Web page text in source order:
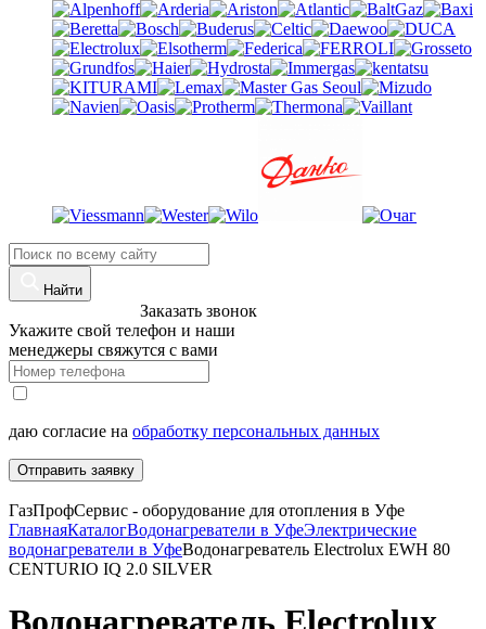
Найти
Заказать звонок
Укажите свой телефон и наши
менеджеры свяжутся с вами
даю согласие на обработку персональных данных
Отправить заявку
ГазПрофСервис - оборудование для отопления в Уфе
ГлавнаяКаталогВодонагреватели в УфеЭлектрические
водонагреватели в УфеВодонагреватель Electrolux EWH 80
CENTURIO IQ 2.0 SILVER